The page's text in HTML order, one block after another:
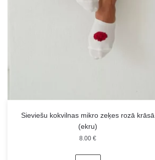
Sieviešu kokvilnas mikro zeķes rozā krāsā
(ekru)
8.00 €